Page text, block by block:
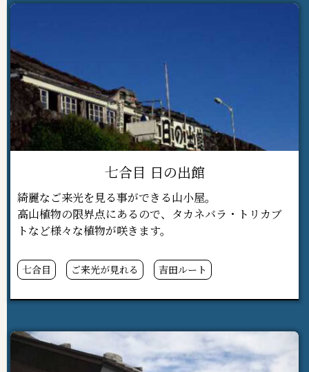
七合目 日の出館
綺麗なご来光を見る事ができる山小屋。
高山植物の限界点にあるので、タカネバラ・トリカブ
トなど様々な植物が咲きます。
七合目 ご来光が見れる 吉田ルート